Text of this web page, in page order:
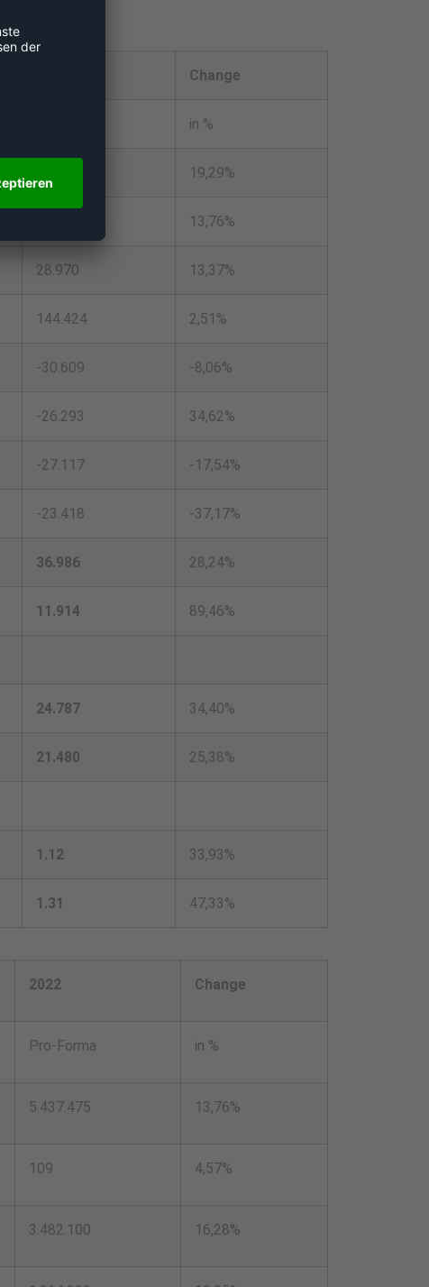
Change
in %
19,29%
13,76%
28.970 13,37%
144.424 2,51%
-30.609 -8,06%
-26.293 34,62%
-27.117 -17,54%
-23.418 -37,17%
36.986 28,24%
11.914 89,46%
24.787 34,40%
21.480 25,38%
1.12 33,93%
1.31 47,33%
2022 Change
Pro-Forma in %
5.437.475 13,76%
109 4,57%
3.482.100 16,28%